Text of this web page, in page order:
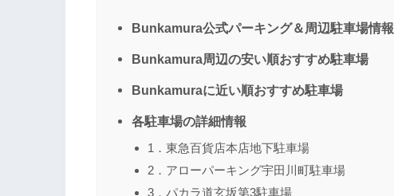
Bunkamura公式パーキング＆周辺駐車場情報
Bunkamura周辺の安い順おすすめ駐車場
Bunkamuraに近い順おすすめ駐車場
各駐車場の詳細情報
1．東急百貨店本店地下駐車場
2．アローパーキング宇田川町駐車場
3．パカラ道玄坂第3駐車場